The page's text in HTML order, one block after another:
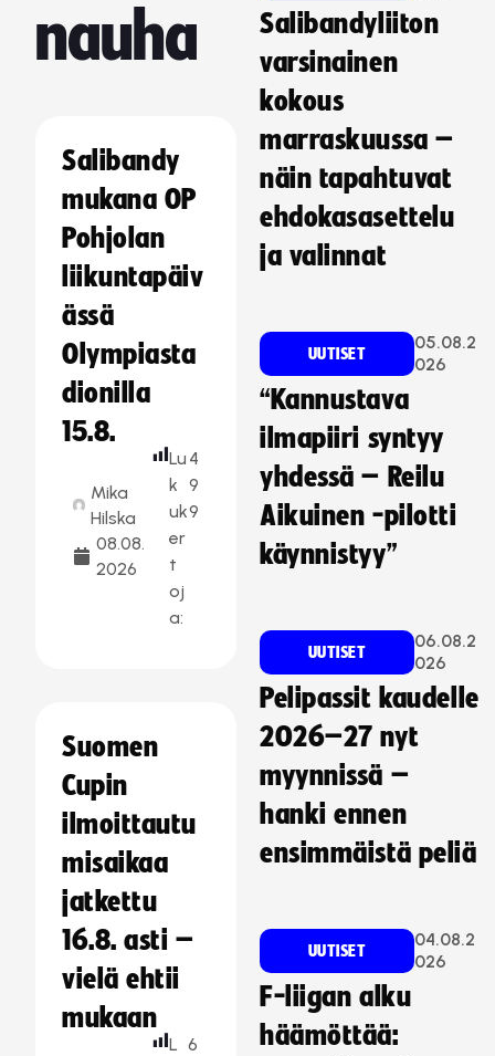
nauha
Salibandy
mukana OP
Pohjolan
liikuntapäiv
ässä
Olympiasta
dionilla
15.8.
Mika
Hilska
08.08.
2026
Lu
k
uk
er
t
oj
a:
4
9
9
Suomen
Cupin
ilmoittautu
misaikaa
jatkettu
16.8. asti –
vielä ehtii
mukaan
L 6
Salibandyliiton
varsinainen
kokous
marraskuussa –
näin tapahtuvat
ehdokasasettelu
ja valinnat
UUTISET
05.08.2
026
“Kannustava
ilmapiiri syntyy
yhdessä – Reilu
Aikuinen -pilotti
käynnistyy”
UUTISET
06.08.2
026
Pelipassit kaudelle
2026–27 nyt
myynnissä –
hanki ennen
ensimmäistä peliä
UUTISET
04.08.2
026
F-liigan alku
häämöttää: